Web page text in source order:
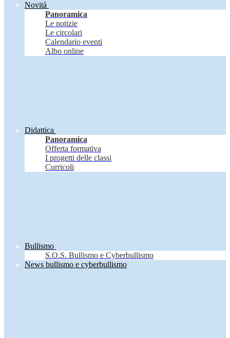
Novità
Panoramica
Le notizie
Le circolari
Calendario eventi
Albo online
Didattica
Panoramica
Offerta formativa
I progetti delle classi
Curricoli
Bullismo
S.O.S. Bullismo e Cyberbullismo
News bullismo e cyberbullismo